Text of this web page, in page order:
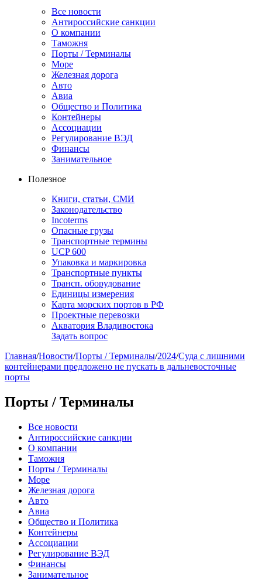
Все новости
Антироссийские санкции
О компании
Таможня
Порты / Терминалы
Море
Железная дорога
Авто
Авиа
Общество и Политика
Контейнеры
Ассоциации
Регулирование ВЭД
Финансы
Занимательное
Полезное
Книги, статьи, СМИ
Законодательство
Incoterms
Опасные грузы
Транспортные термины
UCP 600
Упаковка и маркировка
Транспортные пункты
Трансп. оборудование
Единицы измерения
Карта морских портов в РФ
Проектные перевозки
Акватория Владивостока
Задать вопрос
Главная/Новости/Порты / Терминалы/2024/Суда с лишними
контейнерами предложено не пускать в дальневосточные
порты
Порты / Терминалы
Все новости
Антироссийские санкции
О компании
Таможня
Порты / Терминалы
Море
Железная дорога
Авто
Авиа
Общество и Политика
Контейнеры
Ассоциации
Регулирование ВЭД
Финансы
Занимательное